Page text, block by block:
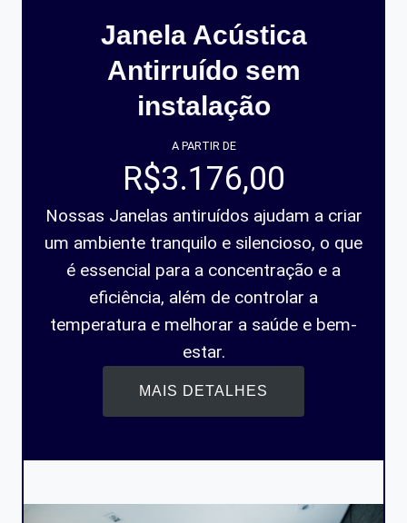
Janela Acústica
Antirruído sem
instalação
A PARTIR DE
R$3.176,00
Nossas Janelas antiruídos ajudam a criar
um ambiente tranquilo e silencioso, o que
é essencial para a concentração e a
eficiência, além de controlar a
temperatura e melhorar a saúde e bem-
estar.
MAIS DETALHES